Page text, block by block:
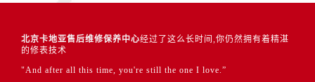
北京卡地亚售后维修保养中心经过了这么长时间,你仍然拥有着精湛
的修表技术
"And after all this time, you're still the one I love.”